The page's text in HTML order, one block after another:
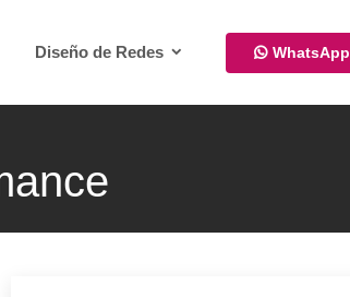
Diseño de Redes WhatsApp